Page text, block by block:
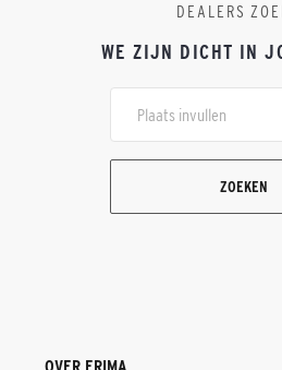
DEALERS
WE ZIJN DICHT IN
ZOEKEN
OVER ERIMA